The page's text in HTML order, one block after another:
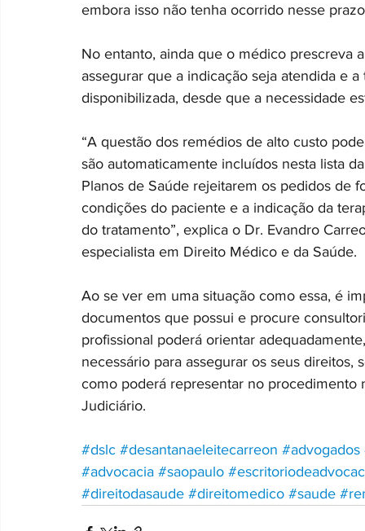
embora isso não tenha ocorrido nesse
No entanto, ainda que o médico prescreva
assegurar que a indicação seja atendida e
disponibilizada, desde que a necessidade
“A questão dos remédios de alto custo
são automaticamente incluídos nesta lista
Planos de Saúde rejeitarem os pedidos de
condições do paciente e a indicação da
do tratamento”, explica o Dr. Evandro
especialista em Direito Médico e da Saúde.
Ao se ver em uma situação como essa, é
documentos que possui e procure
profissional poderá orientar
necessário para assegurar os seus
como poderá representar no
Judiciário.
#dslc #desantanaeleitecarreon #advogados
#advocacia #saopaulo
#direitodasaude #direitomedico #saude